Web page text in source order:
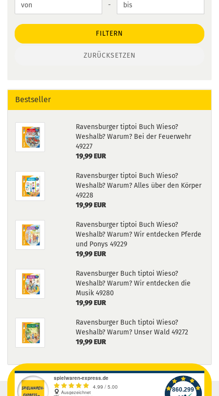
Preis bis -
FILTERN
ZURÜCKSETZEN
Bestseller
Ravensburger tiptoi Buch Wieso?
Weshalb? Warum? Bei der Feuerwehr
49227
19,99 EUR
Ravensburger tiptoi Buch Wieso?
Weshalb? Warum? Alles über den Körper
49228
19,99 EUR
Ravensburger tiptoi Buch Wieso?
Weshalb? Warum? Wir entdecken Pferde
und Ponys 49229
19,99 EUR
Ravensburger Buch tiptoi Wieso?
Weshalb? Warum? Wir entdecken die
Musik 49280
19,99 EUR
Ravensburger Buch tiptoi Wieso?
Weshalb? Warum? Unser Wald 49272
19,99 EUR